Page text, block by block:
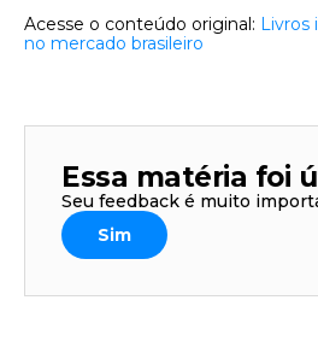
Acesse o conteúdo original: Livros
no mercado brasileiro
Essa matéria foi
Seu feedback é muito
Sim